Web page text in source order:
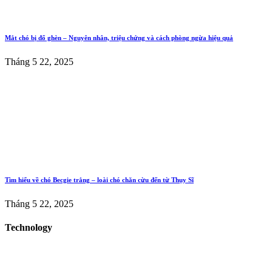
Mắt chó bị đổ ghèn – Nguyên nhân, triệu chứng và cách phòng ngừa hiệu quả
Tháng 5 22, 2025
Tìm hiểu về chó Becgie trắng – loài chó chăn cừu đến từ Thụy Sĩ
Tháng 5 22, 2025
Technology